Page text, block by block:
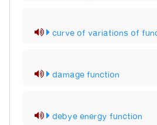
curve of variations of
damage function
debye energy function